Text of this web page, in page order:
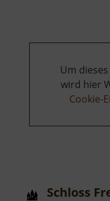
Um
wird hier
Cookie-
Schloss